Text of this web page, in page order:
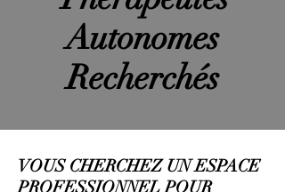
Autonomes
Recherchés
VOUS CHERCHEZ UN ESPACE
PROFESSIONNEL POUR